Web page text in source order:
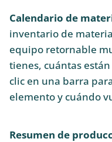
Calendario de
inventario de
equipo retornable
tienes, cuántas
clic en una barra
elemento y cuándo
Resumen de